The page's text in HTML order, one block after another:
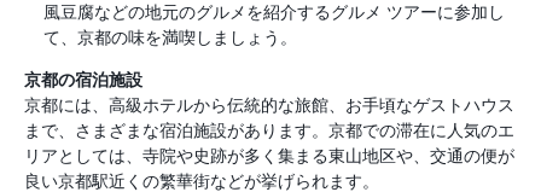
風豆腐などの地元のグルメを紹介するグルメ ツアーに参加し
て、京都の味を満喫しましょう。
京都の宿泊施設
京都には、高級ホテルから伝統的な旅館、お手頃なゲストハウス
まで、さまざまな宿泊施設があります。京都での滞在に人気のエ
リアとしては、寺院や史跡が多く集まる東山地区や、交通の便が
良い京都駅近くの繁華街などが挙げられます。